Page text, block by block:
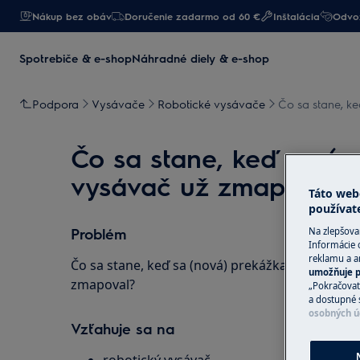
Nákup bez obáv Doručenie zadarmo od 60 € Inštalácia
Spotrebiče & e-shopNáhradné diely & e-shop
Podpora Vysávače Robotické vysávače Čo sa stane,
Čo sa stane, keď sa
vysávač už zmapoval?
Problém
Čo sa stane, keď sa (nová) prekážka dostane
zmapoval?
Vzťahuje sa na
Táto
Na
Informácie
reklamu a
umožňuje
a dostupné
osobných